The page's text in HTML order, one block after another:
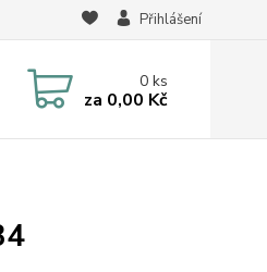
Přihlášení
0ks
za 0,00 Kč